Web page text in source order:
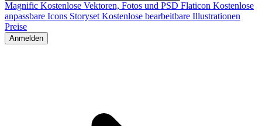
Magnific Kostenlose Vektoren, Fotos und PSD Flaticon Kostenlose
anpassbare Icons Storyset Kostenlose bearbeitbare Illustrationen
Preise
Anmelden